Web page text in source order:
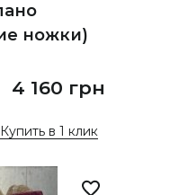
ножки)
4 160 грн
Купить в 1 клик